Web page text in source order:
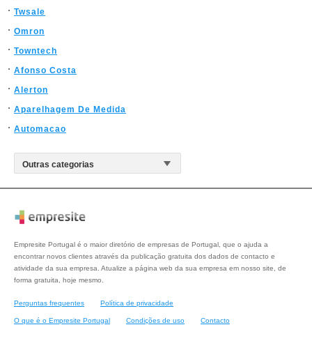
Twsale
Omron
Towntech
Afonso Costa
Alerton
Aparelhagem De Medida
Automacao
Empresite Portugal é o maior diretório de empresas de Portugal, que o ajuda a
encontrar novos clientes através da publicação gratuita dos dados de contacto e
atividade da sua empresa. Atualize a página web da sua empresa em nosso site, de
forma gratuita, hoje mesmo.
Perguntas frequentes Política de privacidade
O que é o Empresite Portugal Condições de uso Contacto